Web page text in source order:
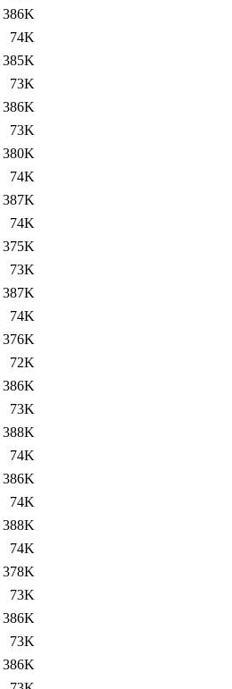
386K
74K
385K
73K
386K
73K
380K
74K
387K
74K
375K
73K
387K
74K
376K
72K
386K
73K
388K
74K
386K
74K
388K
74K
378K
73K
386K
73K
386K